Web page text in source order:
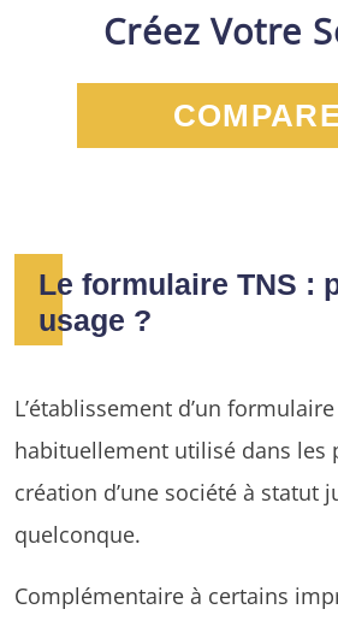
Créez Votre
Le formulaire TNS :
usage ?
L’établissement d’un
habituellement utilisé dans les
création d’une société à statut
quelconque.
Complémentaire à certains